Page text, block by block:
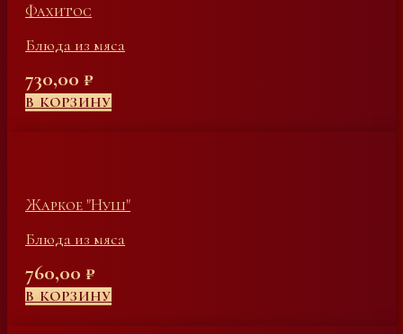
Фахитос
Блюда из мяса
730,00 ₽
В КОРЗИНУ
Жаркое "Нуш"
Блюда из мяса
760,00 ₽
В КОРЗИНУ